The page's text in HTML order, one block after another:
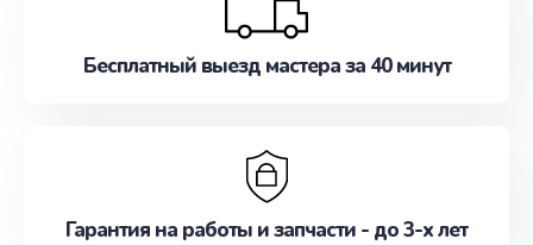
Бесплатный выезд мастера за 40 минут
Гарантия на работы и запчасти - до 3-х лет